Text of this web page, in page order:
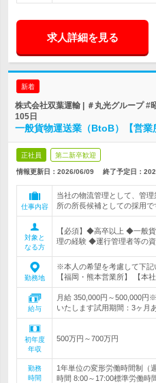
求人詳細を見る
新着
株式会社双葉運輸 | ＃丸光グループ #
105日
一般貨物運送業（BtoB）【営業
正社員 第二新卒歓迎
情報更新日：2026/06/09 終了予定日：
仕事内容
当社の物流管理として、管
所の所長候補としての採用で
対象と
なる方
【必須】◆高卒以上 ◆一般
理の経験 ◆運行管理者等の
勤務地
※本人の希望を考慮して下記
【福岡・熊本営業所】 【本
給与
月給 350,000円～500,000円
いたします試用期間：3ヶ月
初年度
年収
500万円～700万円
勤務
時間
1年単位の変形労働時間制（
時間 8:00～17:00標準労働時